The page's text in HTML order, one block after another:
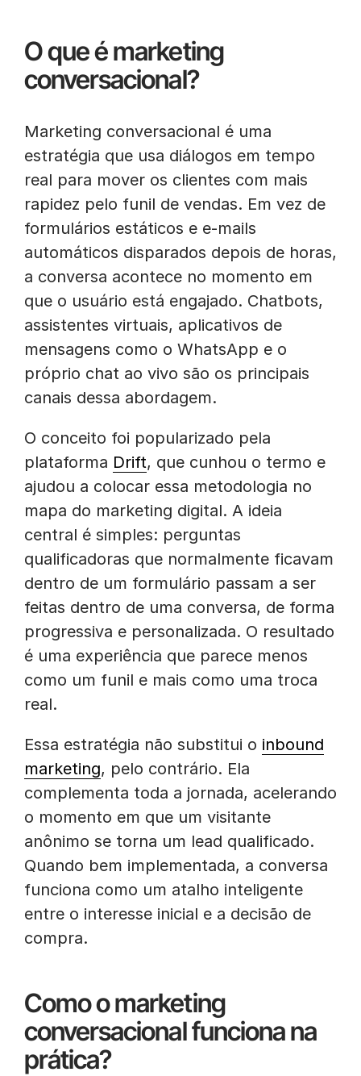
O que é marketing
conversacional?
Marketing conversacional é uma
estratégia que usa diálogos em tempo
real para mover os clientes com mais
rapidez pelo funil de vendas. Em vez de
formulários estáticos e e-mails
automáticos disparados depois de horas,
a conversa acontece no momento em
que o usuário está engajado. Chatbots,
assistentes virtuais, aplicativos de
mensagens como o WhatsApp e o
próprio chat ao vivo são os principais
canais dessa abordagem.
O conceito foi popularizado pela
plataforma Drift, que cunhou o termo e
ajudou a colocar essa metodologia no
mapa do marketing digital. A ideia
central é simples: perguntas
qualificadoras que normalmente ficavam
dentro de um formulário passam a ser
feitas dentro de uma conversa, de forma
progressiva e personalizada. O resultado
é uma experiência que parece menos
como um funil e mais como uma troca
real.
Essa estratégia não substitui o inbound
marketing, pelo contrário. Ela
complementa toda a jornada, acelerando
o momento em que um visitante
anônimo se torna um lead qualificado.
Quando bem implementada, a conversa
funciona como um atalho inteligente
entre o interesse inicial e a decisão de
compra.
Como o marketing
conversacional funciona na
prática?